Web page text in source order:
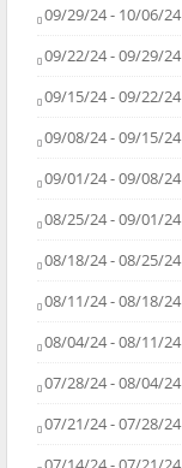
09/29/24 - 10/06/24
09/22/24 - 09/29/24
09/15/24 - 09/22/24
09/08/24 - 09/15/24
09/01/24 - 09/08/24
08/25/24 - 09/01/24
08/18/24 - 08/25/24
08/11/24 - 08/18/24
08/04/24 - 08/11/24
07/28/24 - 08/04/24
07/21/24 - 07/28/24